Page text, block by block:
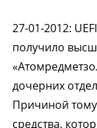
27-01-2012:
получило
дочерних
Причиной
средства,